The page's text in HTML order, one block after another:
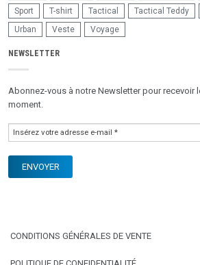
Sport
T-shirt Tactical Tactical Teddy
Urban
Veste Voyage
NEWSLETTER
Abonnez-vous à notre Newsletter pour recevoir
moment.
CONDITIONS GÉNÉRALES DE VENTE